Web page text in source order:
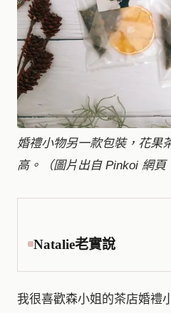
婚禮小物另一款包裝，花果
高。（圖片出自 Pinkoi 網頁
Natalie老實說
我很喜歡森小姐的茶店婚禮